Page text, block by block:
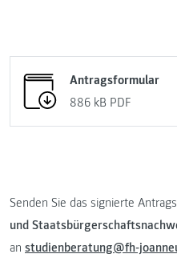
Antragsformular
886 kB PDF
Senden Sie das signierte
und
an studienberatung@fh-